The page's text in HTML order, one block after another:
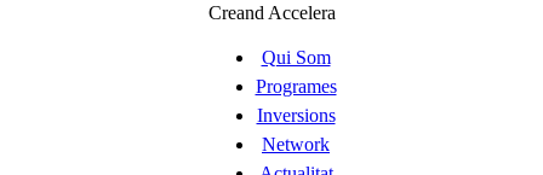
Creand Accelera
Qui Som
Programes
Inversions
Network